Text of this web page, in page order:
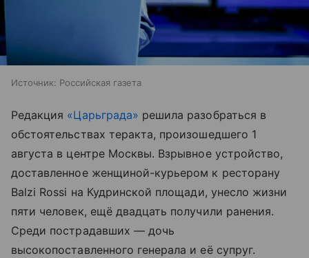
Источник: Российская газета
Редакция «Царьграда» решила разобраться в
обстоятельствах теракта, произошедшего 1
августа в центре Москвы. Взрывное устройство,
доставленное женщиной-курьером к ресторану
Balzi Rossi на Кудринской площади, унесло жизни
пяти человек, ещё двадцать получили ранения.
Среди пострадавших — дочь
высокопоставленного генерала и её супруг.